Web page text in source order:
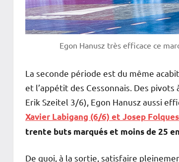
Egon Hanusz très efficace ce
La seconde période est du même
et l’appétit des Cessonnais. Des
Erik Szeitel 3/6), Egon Hanusz aussi
Xavier Labigang (6/6) et Josep
trente buts marqués et moins de 25
De quoi, à la sortie, satisfaire